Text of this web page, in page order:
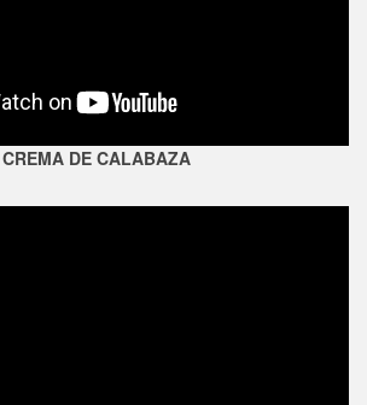
CREMA DE CALABAZA